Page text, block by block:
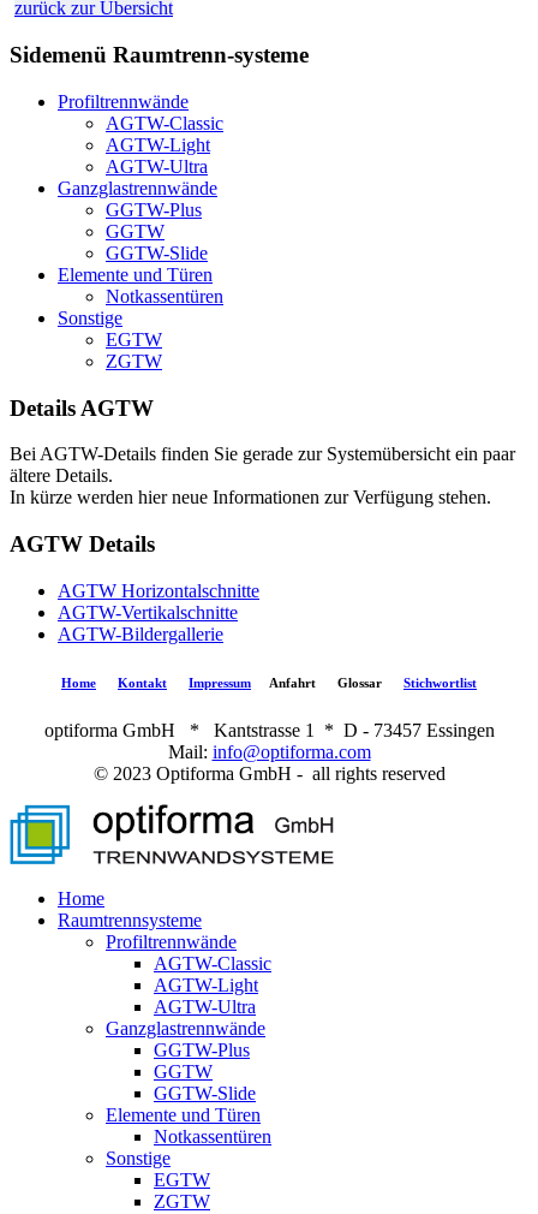
zurück zur Übersicht
Sidemenü Raumtrenn-systeme
Profiltrennwände
AGTW-Classic
AGTW-Light
AGTW-Ultra
Ganzglastrennwände
GGTW-Plus
GGTW
GGTW-Slide
Elemente und Türen
Notkassentüren
Sonstige
EGTW
ZGTW
Details AGTW
Bei AGTW-Details finden Sie gerade zur Systemübersicht ein paar
ältere Details.
In kürze werden hier neue Informationen zur Verfügung stehen.
AGTW Details
AGTW Horizontalschnitte
AGTW-Vertikalschnitte
AGTW-Bildergallerie
Home Kontakt Impressum Anfahrt Glossar Stichwortlist
optiforma GmbH * Kantstrasse 1 * D - 73457 Essingen
Mail: info@optiforma.com
© 2023 Optiforma GmbH - all rights reserved
Home
Raumtrennsysteme
Profiltrennwände
AGTW-Classic
AGTW-Light
AGTW-Ultra
Ganzglastrennwände
GGTW-Plus
GGTW
GGTW-Slide
Elemente und Türen
Notkassentüren
Sonstige
EGTW
ZGTW